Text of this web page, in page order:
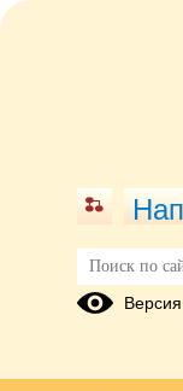
Уважаемые